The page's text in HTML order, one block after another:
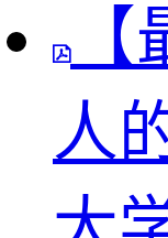
【
人